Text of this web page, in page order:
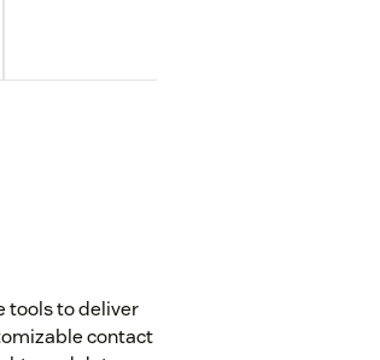
tools to deliver
contact